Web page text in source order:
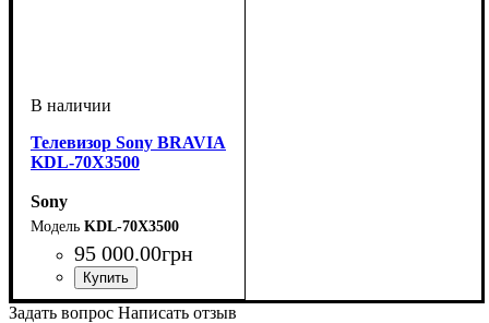
Телевизор Sony BRAVIA
KDL-70X3500
Sony
KDL-70X3500
95 000.00грн
Задать вопрос Написать отзыв